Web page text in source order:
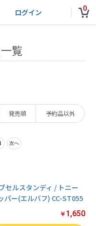
ログイン 0
覧
発売順 予約品以外
次へ
セルスタンディ / トニー
パー(エルバフ) CC-ST055
￥ 1,650